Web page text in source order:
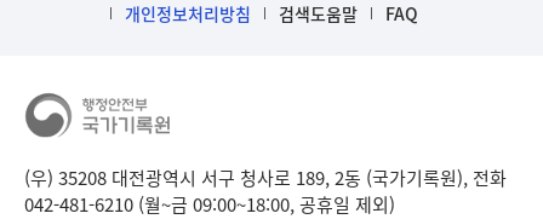
개인정보처리방침
검색도움말 FAQ
(우) 35208 대전광역시 서구 청사로 189, 2동 (국가기록원), 전화
042-481-6210 (월~금 09:00~18:00, 공휴일 제외)